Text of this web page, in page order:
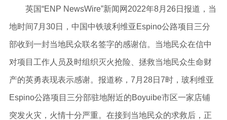
英国“ENP NewsWire”新闻网2022年8月26日报道，当
地时间7月30日，中国中铁玻利维亚Espino公路项目三分
部收到一封当地民众联名签字的感谢信。当地民众在信中
对项目工作人员及时组织灭火抢险、拯救当地民众生命财
产的英勇表现表示感谢。报道称，7月28日7时，玻利维亚
Espino公路项目三分部驻地附近的Boyuibe市区一家店铺
突发火灾，火情十分严重。在接到当地民众的求救后，正